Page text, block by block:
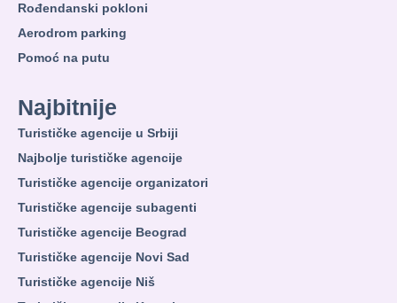
Rođendanski pokloni
Aerodrom parking
Pomoć na putu
Najbitnije
Turističke agencije u Srbiji
Najbolje turističke agencije
Turističke agencije organizatori
Turističke agencije subagenti
Turističke agencije Beograd
Turističke agencije Novi Sad
Turističke agencije Niš